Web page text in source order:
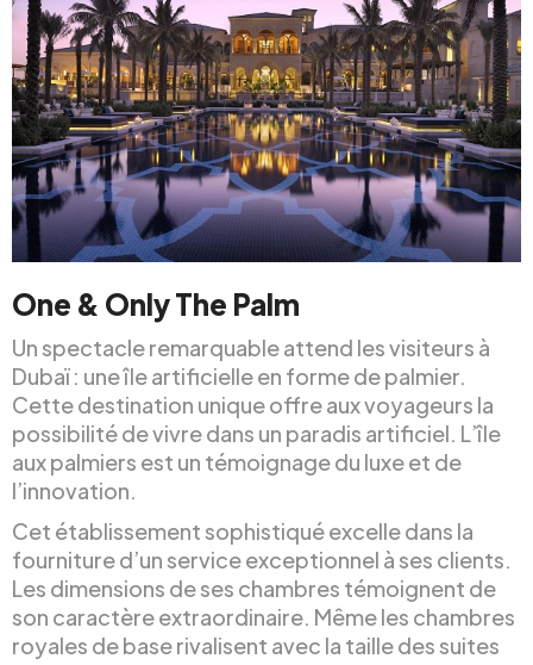
One & Only The Palm
Un spectacle remarquable attend les visiteurs à
Dubaï : une île artificielle en forme de palmier.
Cette destination unique offre aux voyageurs la
possibilité de vivre dans un paradis artificiel. L’île
aux palmiers est un témoignage du luxe et de
l’innovation.
Cet établissement sophistiqué excelle dans la
fourniture d’un service exceptionnel à ses clients.
Les dimensions de ses chambres témoignent de
son caractère extraordinaire. Même les chambres
royales de base rivalisent avec la taille des suites